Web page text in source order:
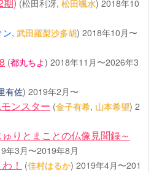
期) (松田利冴, 松田颯水) 2018年10
ン, 武田羅梨沙多胡) 2018年10月〜
(都丸ちよ) 2018年11月〜2026年3
有佐) 2019年2月〜
ンスター (金子有希, 山本希望) 2
りとまことの仏像見聞録～
年3月〜2019年8月
！ (佳村はるか) 2019年4月〜201